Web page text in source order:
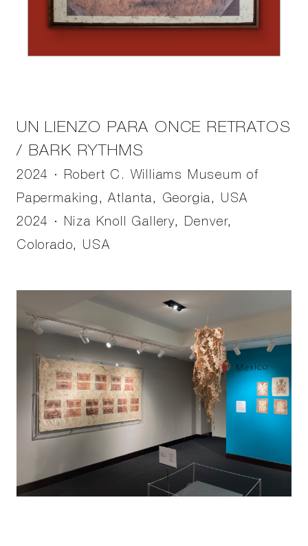
UN LIENZO PARA ONCE RETRATOS
/ BARK RYTHMS
2024 · Robert C. Williams Museum of
Papermaking, Atlanta, Georgia, USA
2024 · Niza Knoll Gallery, Denver,
Colorado, USA